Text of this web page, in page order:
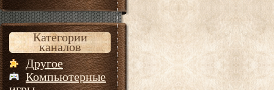
Категории
каналов
Другое
Компьютерные